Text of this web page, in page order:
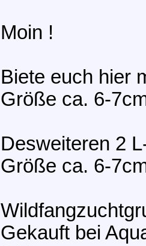
Moin !
Biete euch hier
Größe ca. 6-
Desweiteren 2
Größe ca. 6-
Gekauft bei